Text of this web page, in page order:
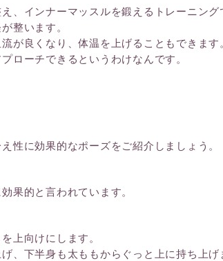
、インナーマッスルを鍛えるトレーニング
整います。
が良くなり、体温を上げることもできます。
ローチできるというわけなんです。
性に効果的なポーズをご紹介しましょう。
果的と言われています。
上向けにします。
、下半身も太ももからぐっと上に持ち上げ